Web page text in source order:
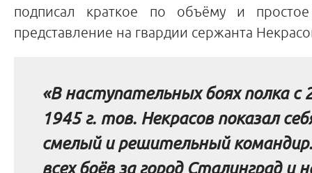
подписал краткое по объёму и
представление на гвардии сержанта
«В наступательных боях полка с
1945 г. тов. Некрасов показал
смелый и решительный
всех боёв за город Сталинград и